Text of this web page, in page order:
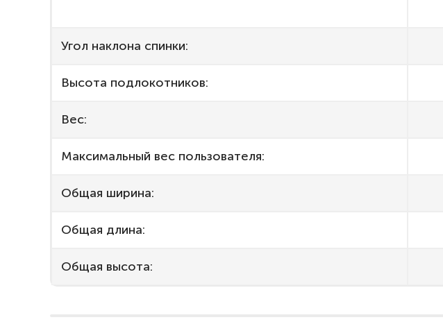
Угол наклона спинки:
Высота подлокотников:
Вес:
Максимальный вес пользователя:
Общая ширина:
Общая длина:
Общая высота: